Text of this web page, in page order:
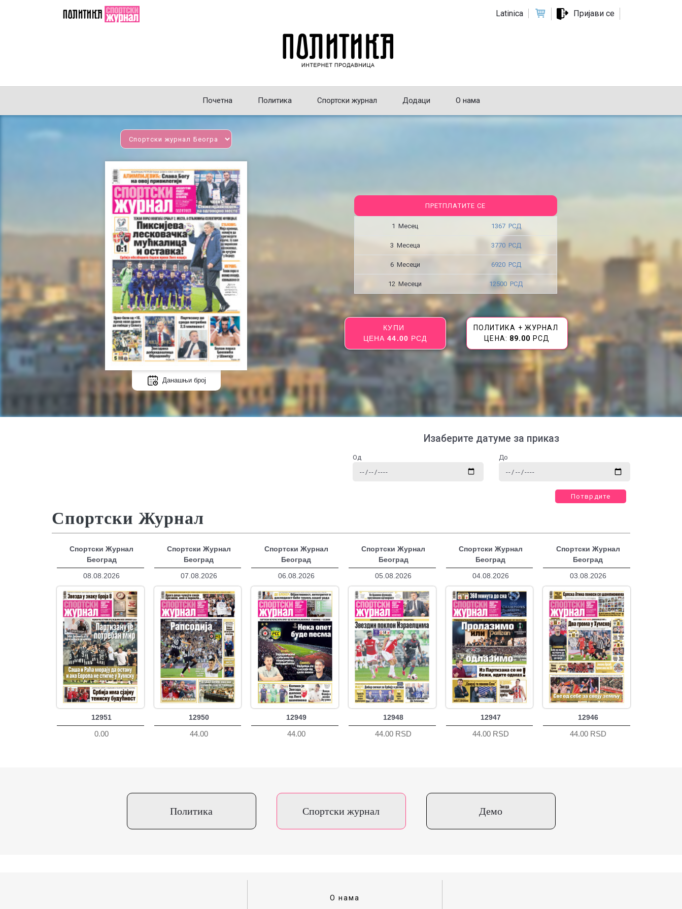
Latinica Пријави се
Почетна Политика Спортски журнал Додаци О нама
Данашњи број
ПРЕТПЛАТИТЕ СЕ
1 Месец 1367 РСД
3 Месецa 3770 РСД
6 Месеци 6920 РСД
12 Месеци 12500 РСД
КУПИ
ЦЕНА44.00 РСД
ПОЛИТИКА + ЖУРНАЛ
ЦЕНА: 89.00 РСД
Изаберите датуме за приказ
Од До
Потврдите
Спортски Журнал
Спортски Журнал
Београд
08.08.2026
12951
0.00
Спортски Журнал
Београд
07.08.2026
12950
44.00
Спортски Журнал
Београд
06.08.2026
12949
44.00
Спортски Журнал
Београд
05.08.2026
12948
44.00 RSD
Спортски Журнал
Београд
04.08.2026
12947
44.00 RSD
Спортски Журнал
Београд
03.08.2026
12946
44.00 RSD
Политика Спортски журнал Демо
О нама